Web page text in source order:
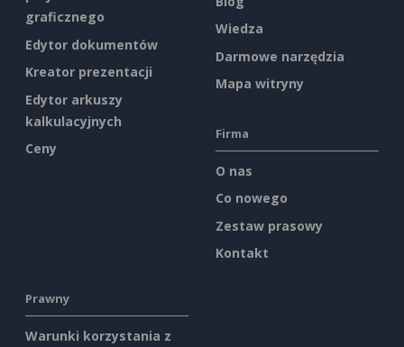
graficznego
Edytor dokumentów
Kreator prezentacji
Edytor arkuszy
kalkulacyjnych
Ceny
Wiedza
Darmowe narzędzia
Mapa witryny
Firma
O nas
Co nowego
Zestaw prasowy
Kontakt
Prawny
Warunki korzystania z